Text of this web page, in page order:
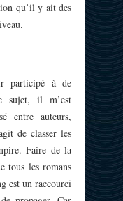
qu’il y ait des
participé à de
sujet, il m’est
entre auteurs,
de classer les
Faire de la
tous les romans
est un raccourci